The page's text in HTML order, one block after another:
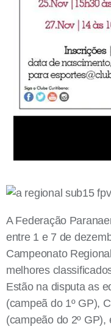
A Federação
entre 1 e 7 de
Campeonato
melhores
Estão na disputa as
(campeã do 1º GP),
(campeão do 2º